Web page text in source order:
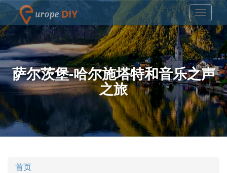
萨尔茨堡-哈尔施塔特和音乐之声
之旅
首页